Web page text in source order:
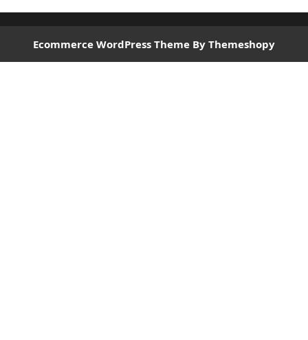
Ecommerce WordPress Theme By Themeshopy